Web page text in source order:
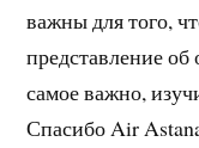
важны для того,
представление об
самое важно,
Спасибо Air